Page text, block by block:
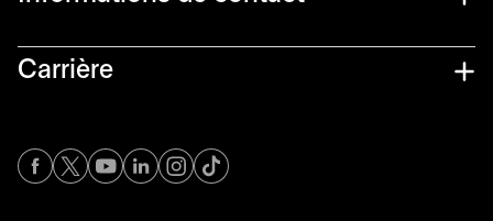
Carrière
s’ouvre dans un nouvel onglet
s’ouvre dans un nouvel onglet
s’ouvre dans un nouvel onglet
s’ouvre dans un nouvel onglet
s’ouvre dans un nouvel onglet